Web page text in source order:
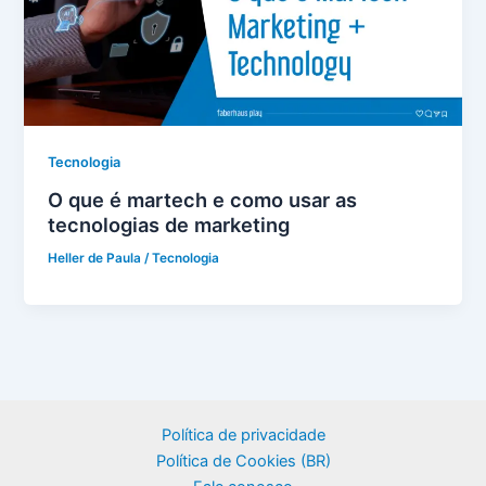
Tecnologia
O que é martech e como usar as
tecnologias de marketing
Heller de Paula/Tecnologia
Política de privacidade
Política de Cookies (BR)